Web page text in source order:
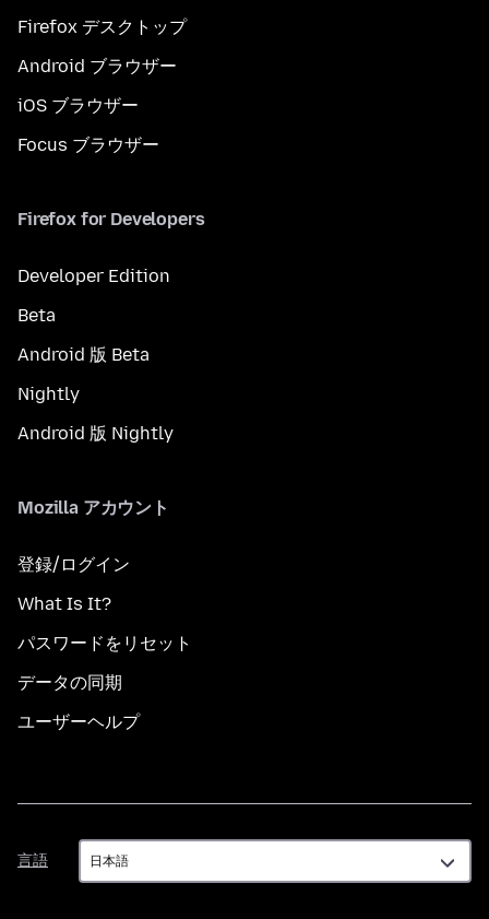
Firefox デスクトップ
Android ブラウザー
iOS ブラウザー
Focus ブラウザー
Firefox for Developers
Developer Edition
Beta
Android 版 Beta
Nightly
Android 版 Nightly
Mozilla アカウント
登録/ログイン
What Is It?
パスワードをリセット
データの同期
ユーザーヘルプ
言語
言
語